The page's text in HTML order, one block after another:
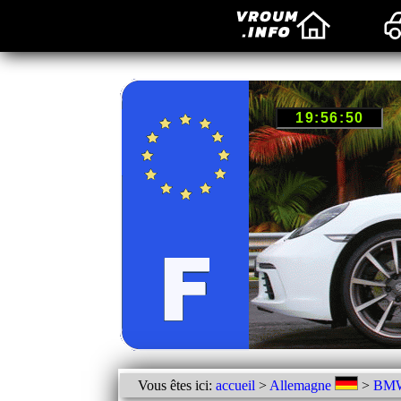
Vous êtes ici: accueil > Allemagne >